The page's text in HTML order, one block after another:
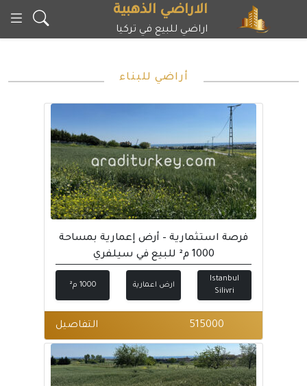
المحتوى
الاراضي الذهبية
اراضي للبيع في تركيا
أراضي للبناء
فرصة استثمارية – أرض إعمارية بمساحة
1000 م² للبيع في سيلفري
Istanbul
Silivri
ارض اعمارية 1000 م²
515000 التفاصيل